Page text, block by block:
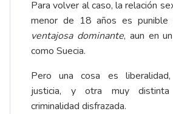
Para volver al caso, la relación
menor de 18 años es punible
ventajosa dominante, aun en
como Suecia.
Pero una cosa es
justicia, y otra muy distinta
criminalidad disfrazada.